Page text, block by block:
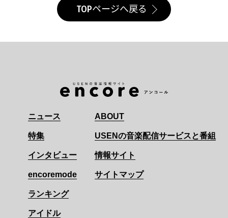
TOPページへ戻る
ニュース
特集
インタビュー
encoremode
ランキング
アイドル
ABOUT
USENの音楽配信サービスと番組
情報サイト
サイトマップ